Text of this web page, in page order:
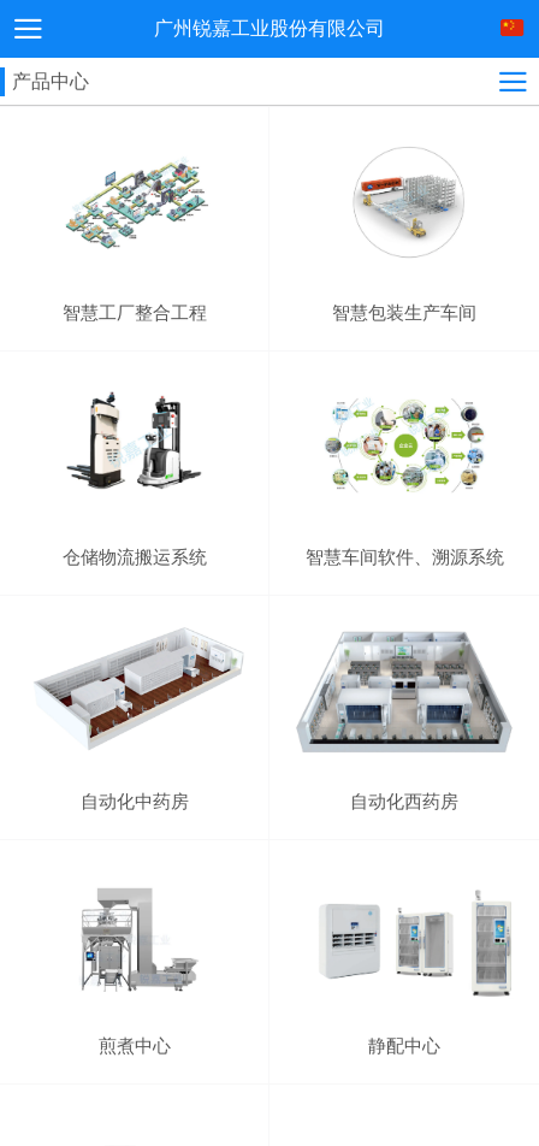
广州锐嘉工业股份有限公司
产品中心
智慧工厂整合工程 智慧包装生产车间
仓储物流搬运系统 智慧车间软件、溯源系统
自动化中药房 自动化西药房
煎煮中心 静配中心